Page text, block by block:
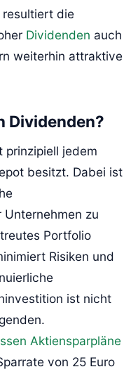
resultiert die
Dividenden auch
weiterhin attraktive
Dividenden?
prinzipiell jedem
besitzt. Dabei ist
zu
Portfolio
Risiken und
ist nicht
Aktiensparpläne
von 25 Euro